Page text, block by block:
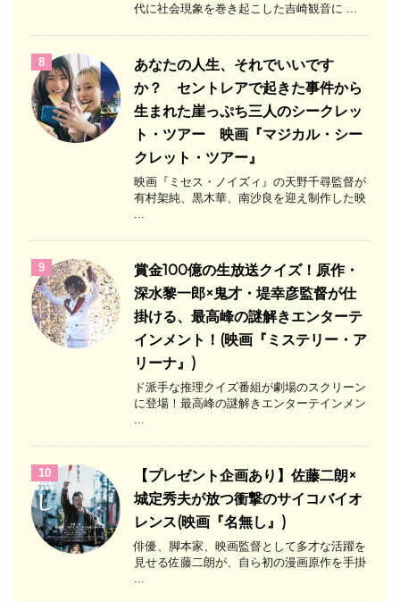
代に社会現象を巻き起こした吉崎観音に ...
8
あなたの人生、それでいいです
か？ セントレアで起きた事件から
生まれた崖っぷち三人のシークレッ
ト・ツアー 映画『マジカル・シー
クレット・ツアー』
映画『ミセス・ノイズィ』の天野千尋監督が
有村架純、黒木華、南沙良を迎え制作した映
9
​賞金100億の生放送クイズ！原作・
深水黎一郎×鬼才・堤幸彦監督が仕
掛ける、最高峰の謎解きエンターテ
インメント！(映画『ミステリー・ア
リーナ』)
ド派手な推理クイズ番組が劇場のスクリーン
に登場！最高峰の謎解きエンターテインメン
10
【プレゼント企画あり】佐藤二朗×
城定秀夫が放つ衝撃のサイコバイオ
レンス(映画『名無し』)
俳優、脚本家、映画監督として多才な活躍を
見せる佐藤二朗が、自ら初の漫画原作を手掛